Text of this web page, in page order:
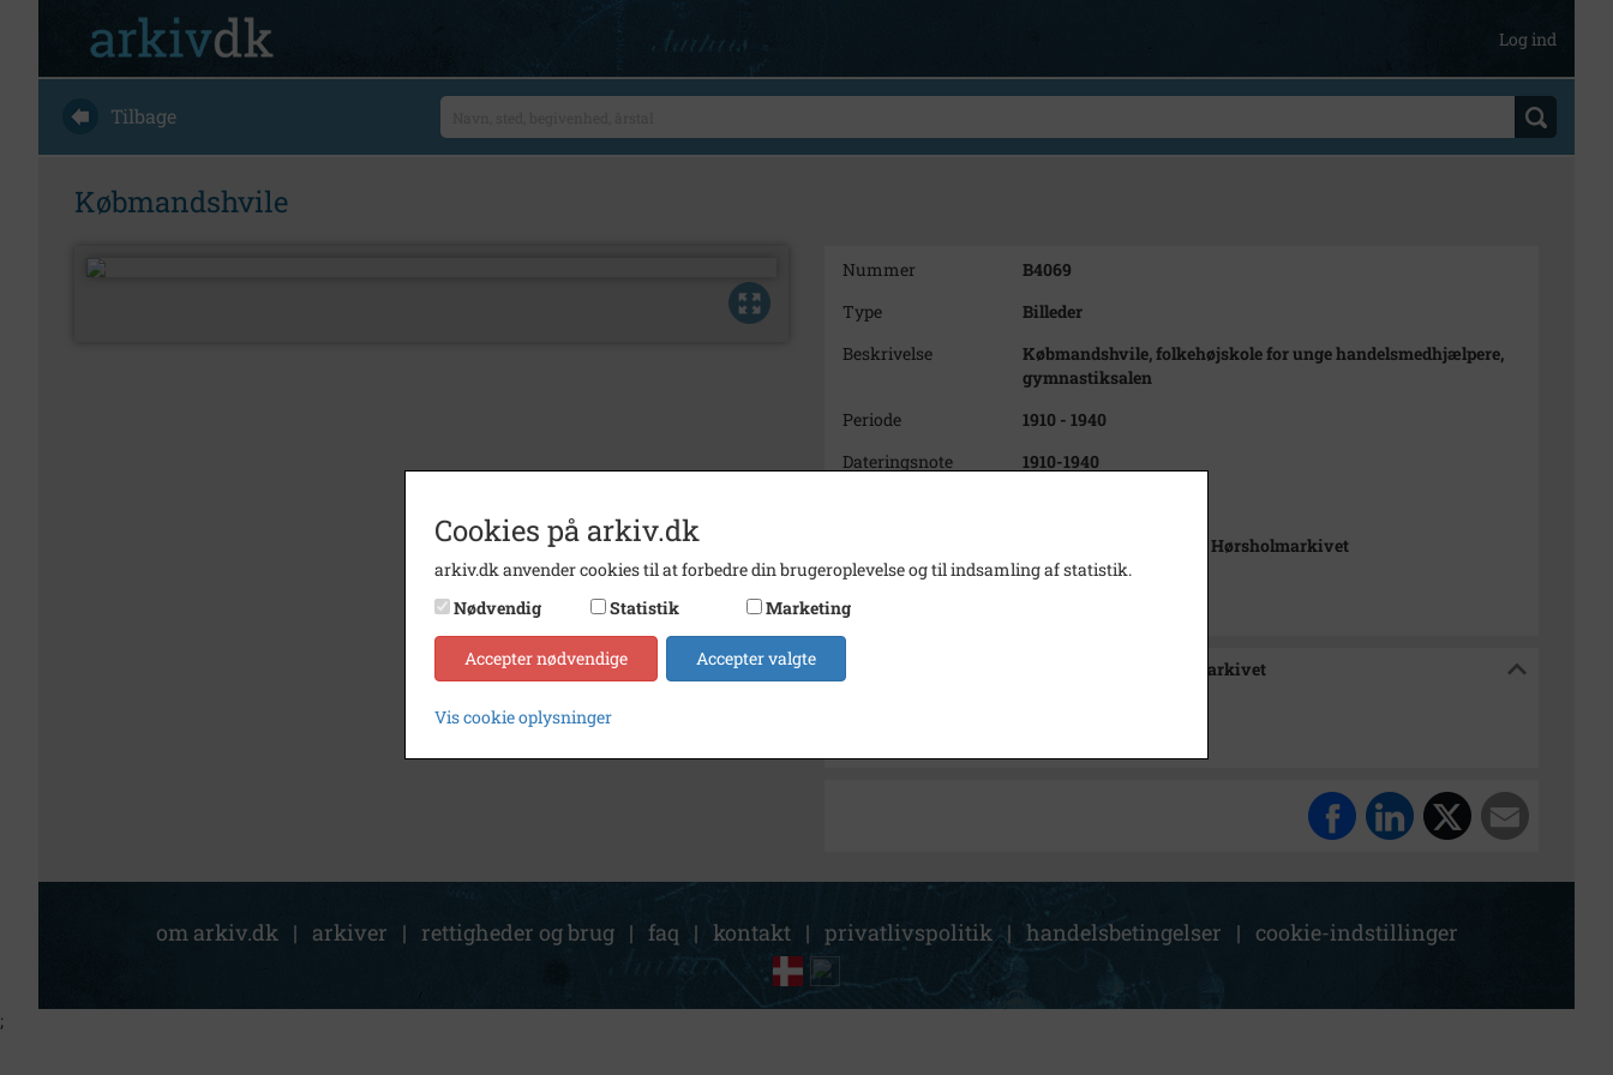
Log ind
Tilbage
Købmandshvile
Nummer
B4069
Type
Billeder
Beskrivelse
Købmandshvile, folkehøjskole for unge handelsmedhjælpere,
gymnastiksalen
Periode
1910 - 1940
Dateringsnote
1910-1940
Museum Nordsjælland, Hørsholmarkivet
Søg videre i Museum Nordsjælland, Hørsholmarkivet
om arkiv.dk | arkiver | rettigheder og brug | faq | kontakt | privatlivspolitik | handelsbetingelser | cookie-indstillinger
Cookies på arkiv.dk
arkiv.dk anvender cookies til at forbedre din brugeroplevelse og til indsamling af statistik.
Nødvendig
Statistik Marketing
Accepter nødvendige Accepter valgte
Vis cookie oplysninger
;